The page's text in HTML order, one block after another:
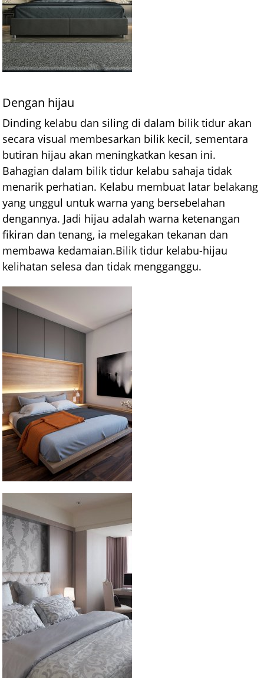
Dengan hijau
Dinding kelabu dan siling di dalam bilik tidur akan
secara visual membesarkan bilik kecil, sementara
butiran hijau akan meningkatkan kesan ini.
Bahagian dalam bilik tidur kelabu sahaja tidak
menarik perhatian. Kelabu membuat latar belakang
yang unggul untuk warna yang bersebelahan
dengannya. Jadi hijau adalah warna ketenangan
fikiran dan tenang, ia melegakan tekanan dan
membawa kedamaian.Bilik tidur kelabu-hijau
kelihatan selesa dan tidak mengganggu.